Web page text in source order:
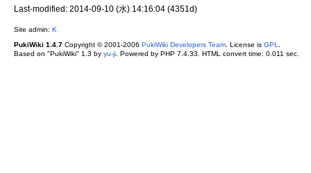
Last-modified: 2014-09-10 (水) 14:16:04 (4351d)
Site admin: K
PukiWiki 1.4.7Copyright © 2001-2006 PukiWiki Developers Team. License is GPL
Based on "PukiWiki" 1.3 by yu-ji. Powered by PHP 7.4.33. HTML convert time: 0.011 sec.